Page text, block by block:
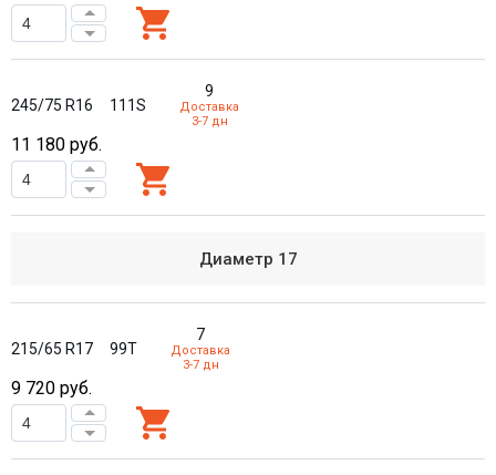
245/75 R16 111S
9
Доставка
3-7 дн
11 180 руб.
Диаметр 17
215/65 R17 99T
7
Доставка
3-7 дн
9 720 руб.